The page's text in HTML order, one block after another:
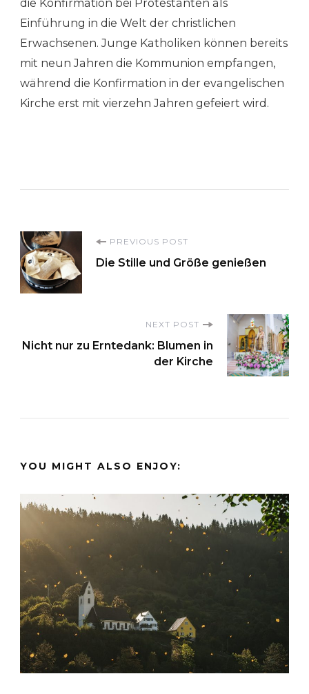
die Konfirmation bei Protestanten als
Einführung in die Welt der christlichen
Erwachsenen. Junge Katholiken können bereits
mit neun Jahren die Kommunion empfangen,
während die Konfirmation in der evangelischen
Kirche erst mit vierzehn Jahren gefeiert wird.
Post
Navigation
PREVIOUS POST
Die Stille und Größe genießen
NEXT POST
Nicht nur zu Erntedank: Blumen in
der Kirche
YOU MIGHT ALSO ENJOY: